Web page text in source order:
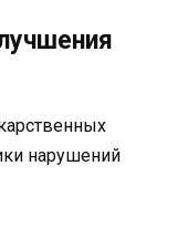
нарушений